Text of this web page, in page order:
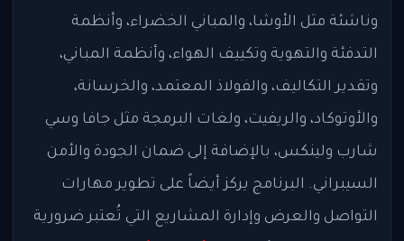
وناشئة مثل الأوشا، والمباني الخضراء، وأنظمة
التدفئة والتهوية وتكييف الهواء، وأنظمة المباني،
وتقدير التكاليف، والفولاذ المعتمد، والخرسانة،
والأوتوكاد، والريفيت، ولغات البرمجة مثل جافا وسي
شارب ولينكس، بالإضافة إلى ضمان الجودة والأمن
السيبراني. البرنامج يركز أيضاً على تطوير مهارات
التواصل والعرض وإدارة المشاريع التي تُعتبر ضرورية